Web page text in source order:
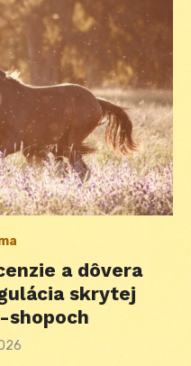
a dôvera
skrytej
shopoch